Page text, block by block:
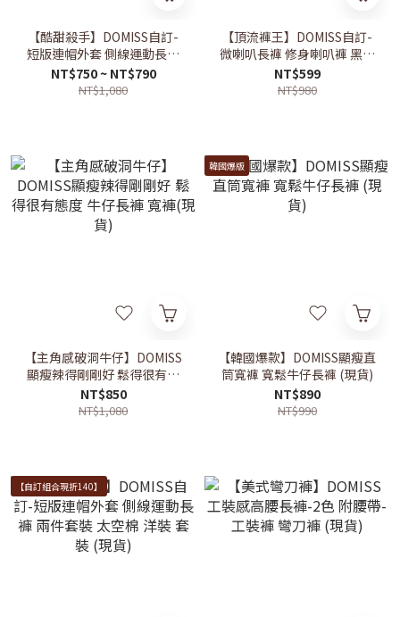
【酷甜殺手】DOMISS自訂-
短版連帽外套 側線運動長褲
兩件套裝 太空棉 洋裝 套裝
(現貨)
NT$750 ~ NT$790
NT$1,080
【頂流褲王】DOMISS自訂-
微喇叭長褲 修身喇叭褲 黑褲
S-XL (現貨)
NT$599
NT$980
【主角感破洞牛仔】DOMISS
顯瘦辣得剛剛好 鬆得很有態
度 牛仔長褲 寬褲(現貨)
NT$850
NT$1,080
韓國爆版
【韓國爆款】DOMISS顯瘦直
筒寬褲 寬鬆牛仔長褲 (現貨)
NT$890
NT$990
【自訂組合現折140】